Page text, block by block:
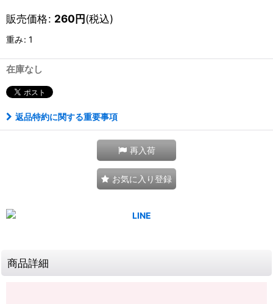
販売価格: 260円(税込)
重み: 1
在庫なし
返品特約に関する重要事項
再入荷
お気に入り登録
商品詳細